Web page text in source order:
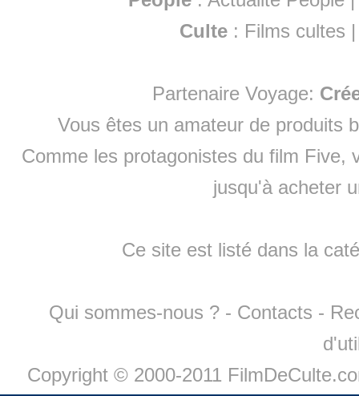
Culte : Films cultes
Partenaire Voyage:
Vous êtes un amateur de produits
Comme les protagonistes du film Five,
jusqu'à acheter
Ce site est listé dans la
Qui sommes-nous ? - Contacts -
Copyright © 2000-2011